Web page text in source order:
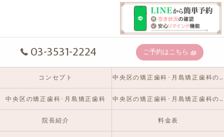
03-3531-2224 ご予約はこちら
コンセプト 中央区の矯正歯科･月島矯正歯科の口コミ情報
中央区の矯正歯科･月島矯正歯科 中央区の矯正歯科･月島矯正歯科のお客様の声
院長紹介 料金表